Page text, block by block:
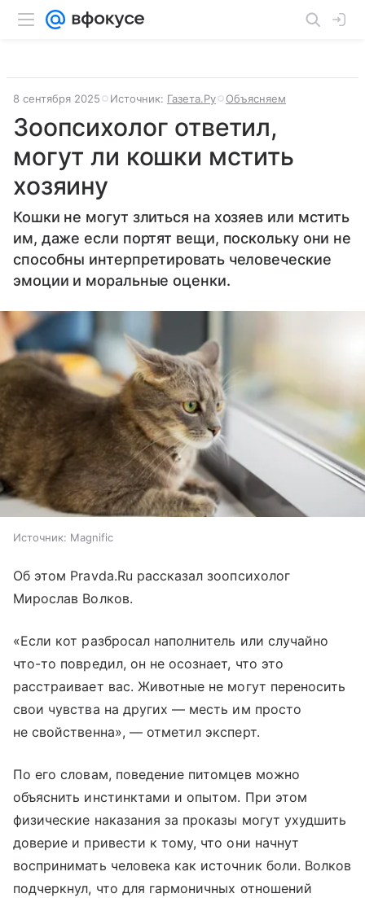
8 сентября 2025 Источник: Газета.Ру Объясняем
Зоопсихолог ответил,
могут ли кошки мстить
хозяину
Кошки не могут злиться на хозяев или мстить
им, даже если портят вещи, поскольку они не
способны интерпретировать человеческие
эмоции и моральные оценки.
Источник: Magnific
Об этом Pravda.Ru рассказал зоопсихолог
Мирослав Волков.
«Если кот разбросал наполнитель или случайно
что-то повредил, он не осознает, что это
расстраивает вас. Животные не могут переносить
свои чувства на других — месть им просто
не свойственна», — отметил эксперт.
По его словам, поведение питомцев можно
объяснить инстинктами и опытом. При этом
физические наказания за проказы могут ухудшить
доверие и привести к тому, что они начнут
воспринимать человека как источник боли. Волков
подчеркнул, что для гармоничных отношений